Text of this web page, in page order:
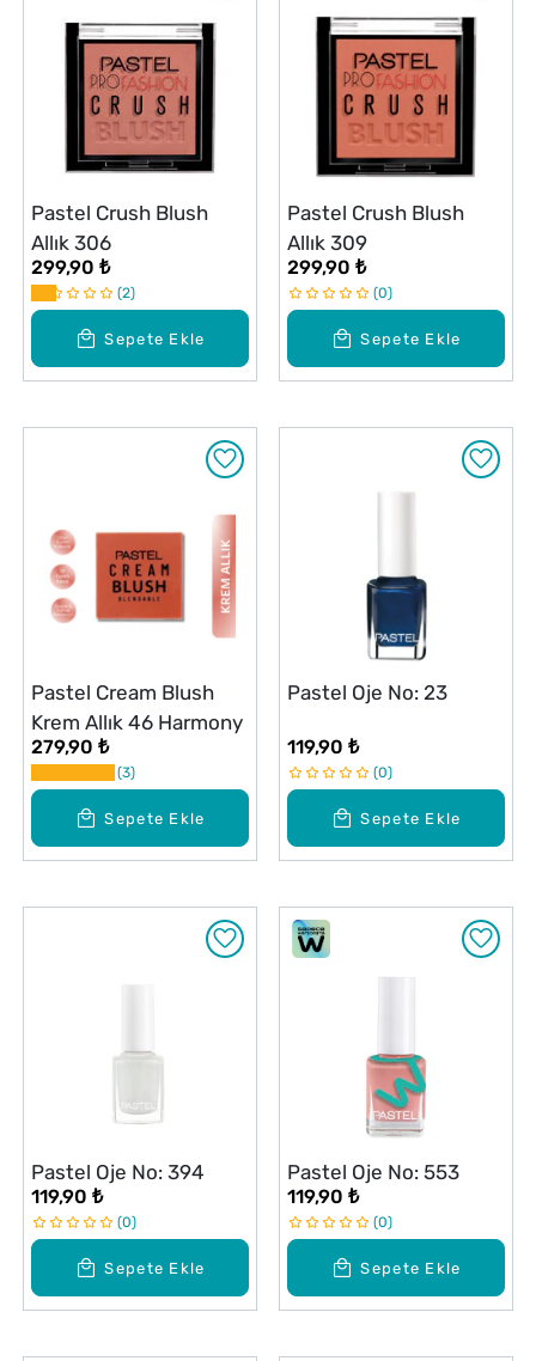
Sepete Ekle
Pastel Crush Blush
Allık 306
299,90 ₺
2
Sepete Ekle
Pastel Crush Blush
Allık 309
299,90 ₺
0
Sepete Ekle
Pastel Cream Blush
Krem Allık 46 Harmony
279,90 ₺
3
Sepete Ekle
Pastel Oje No: 23
119,90 ₺
0
Sepete Ekle
Pastel Oje No: 394
119,90 ₺
0
Sepete Ekle
Pastel Oje No: 553
119,90 ₺
0